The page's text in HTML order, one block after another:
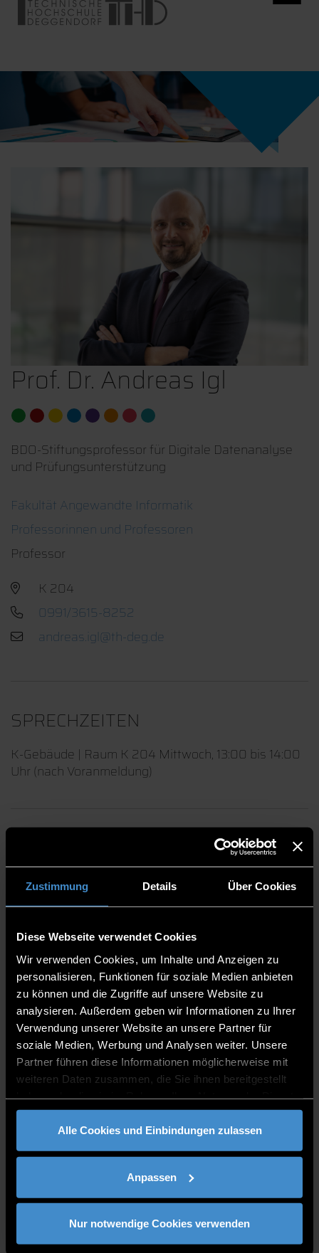
Zustimmung Details Über Cookies
Diese Webseite verwendet Cookies
Wir verwenden Cookies, um Inhalte und Anzeigen zu
personalisieren, Funktionen für soziale Medien anbieten
zu können und die Zugriffe auf unsere Website zu
analysieren. Außerdem geben wir Informationen zu Ihrer
Verwendung unserer Website an unsere Partner für
soziale Medien, Werbung und Analysen weiter. Unsere
Partner führen diese Informationen möglicherweise mit
weiteren Daten zusammen, die Sie ihnen bereitgestellt
gesammelt haben.
Alle Cookies und Einbindungen zulassen
Anpassen
Nur notwendige Cookies verwenden
Prof. Dr. Andreas Igl
BDO-Stiftungsprofessor für Digitale Datenanalyse
und Prüfungsunterstützung
Fakultät Angewandte Informatik
Professorinnen und Professoren
Professor
K 204
0991/3615-8252
SPRECHZEITEN
K-Gebäude | Raum K 204 Mittwoch, 13:00 bis 14:00
Uhr (nach Voranmeldung)
PROJEKTE
BDO-Stiftungsprofessur
LABORE
BDO-Stiftungslabor
FORSCHUNGS- UND LEHRGEBIETE
Digitale Forensik und Analyse
Managementinformationssysteme
Finanzaufsicht und Wirtschaftsprüfung